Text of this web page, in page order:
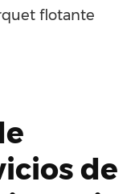
flotante
de